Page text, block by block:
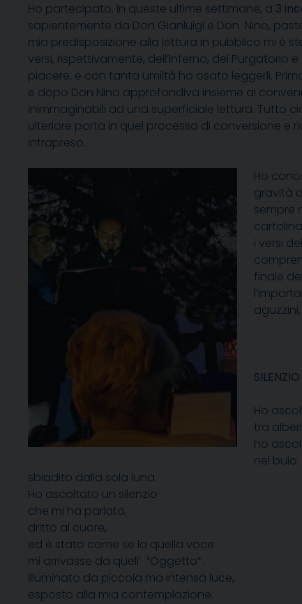
Ho partecipato, in queste ultime settimane, a 3
sapientemente da Don Gianluigi e Don Nino,
mia predisposizione alla lettura in pubblico mi è
versi, rispettivamente, dell’Inferno, del
piacere, e con tanta umiltà ho osato leggerli.
e dopo Don Nino approfondiva insieme ai
inimmaginabili ad una superficiale lettura. Tutto
ulteriore porta in quel processo di conversione e
intrapreso.
Ho
gravità
sempre
i versi
finale
SILENZIO
Ho
tra
ho
nel buio
sbiadito dalla sola luna.
Ho ascoltato un silenzio
che mi ha parlato,
dritto al cuore,
ed è stato come se la quella voce
mi arrivasse da quell’ “Oggetto” ,
illuminato da piccola ma intensa luce,
esposto alla mia contemplazione.